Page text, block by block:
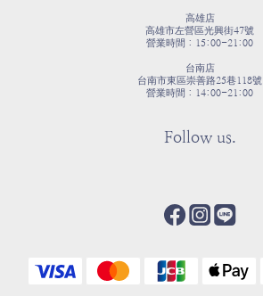
高雄店
高雄市左營區光興街47號
營業時間：15:00-21:00
台南店
台南市東區崇善路25巷118號
營業時間：14:00-21:00
Follow us.